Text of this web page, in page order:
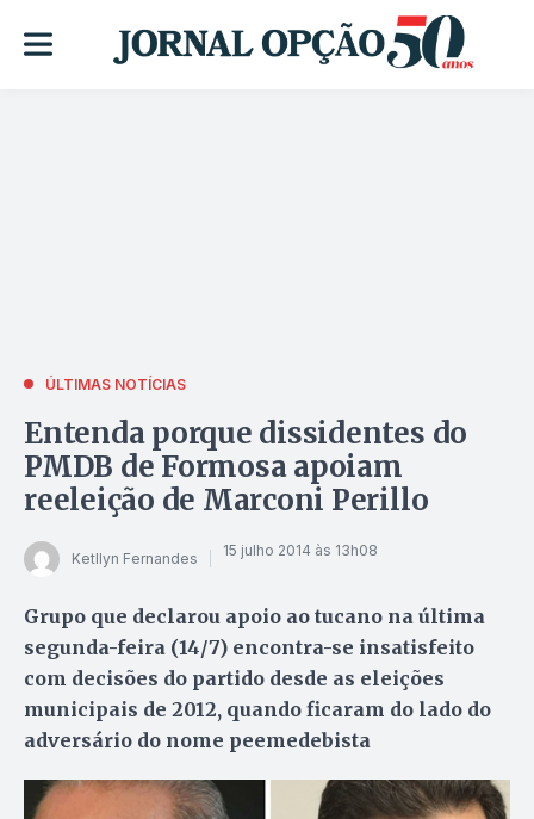
ÚLTIMAS NOTÍCIAS
Entenda porque dissidentes do
PMDB de Formosa apoiam
reeleição de Marconi Perillo
Ketllyn Fernandes 15 julho 2014 às 13h08
Grupo que declarou apoio ao tucano na última
segunda-feira (14/7) encontra-se insatisfeito
com decisões do partido desde as eleições
municipais de 2012, quando ficaram do lado do
adversário do nome peemedebista